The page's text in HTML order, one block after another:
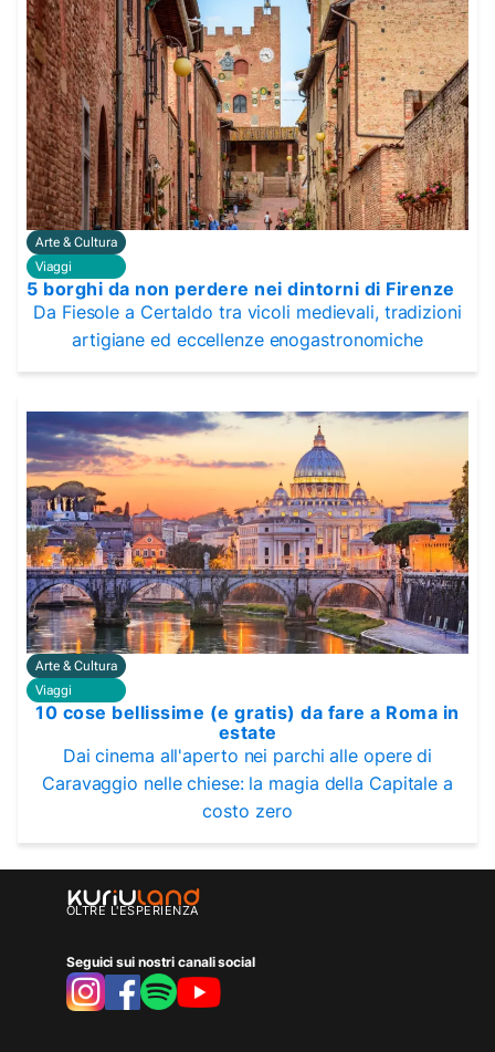
Arte & Cultura
Viaggi
5 borghi da non perdere nei dintorni di Firenze
Da Fiesole a Certaldo tra vicoli medievali, tradizioni
artigiane ed eccellenze enogastronomiche
Arte & Cultura
Viaggi
10 cose bellissime (e gratis) da fare a Roma in
estate
Dai cinema all'aperto nei parchi alle opere di
Caravaggio nelle chiese: la magia della Capitale a
costo zero
OLTRE L'ESPERIENZA
Seguici sui nostri canali social